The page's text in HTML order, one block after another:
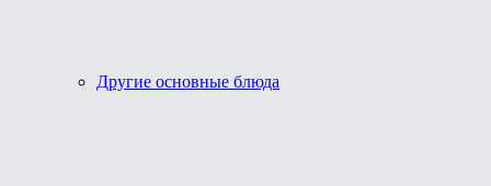
Другие основные блюда